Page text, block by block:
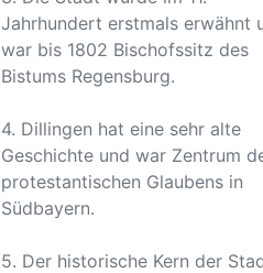
Jahrhundert erstmals erwähnt
war bis 1802 Bischofssitz des
Bistums Regensburg.
4. Dillingen hat eine sehr alte
Geschichte und war Zentrum
protestantischen Glaubens in
Südbayern.
5. Der historische Kern der